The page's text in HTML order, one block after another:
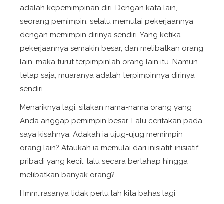
adalah kepemimpinan diri. Dengan kata lain,
seorang pemimpin, selalu memulai pekerjaannya
dengan memimpin dirinya sendiri. Yang ketika
pekerjaannya semakin besar, dan melibatkan orang
lain, maka turut terpimpinlah orang lain itu. Namun
tetap saja, muaranya adalah terpimpinnya dirinya
sendiri.
Menariknya lagi, silakan nama-nama orang yang
Anda anggap pemimpin besar. Lalu ceritakan pada
saya kisahnya. Adakah ia ujug-ujug memimpin
orang lain? Ataukah ia memulai dari inisiatif-inisiatif
pribadi yang kecil, lalu secara bertahap hingga
melibatkan banyak orang?
Hmm..rasanya tidak perlu lah kita bahas lagi